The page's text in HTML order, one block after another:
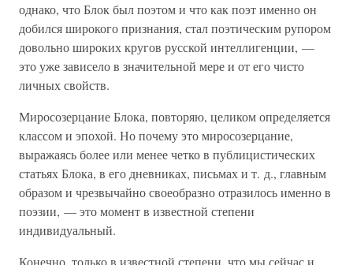
однако, что Блок был поэтом и что как поэт именно он
добился широкого признания, стал поэтическим рупором
довольно широких кругов русской интеллигенции, —
это уже зависело в значительной мере и от его чисто
личных свойств.
Миросозерцание Блока, повторяю, целиком определяется
классом и эпохой. Но почему это миросозерцание,
выражаясь более или менее четко в публицистических
статьях Блока, в его дневниках, письмах и т. д., главным
образом и чрезвычайно своеобразно отразилось именно в
поэзии, — это момент в известной степени
индивидуальный.
Конечно, только в известной степени, что мы сейчас и